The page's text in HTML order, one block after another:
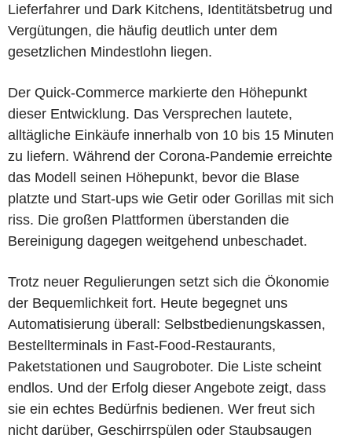
Lieferfahrer und Dark Kitchens, Identitätsbetrug und
Vergütungen, die häufig deutlich unter dem
gesetzlichen Mindestlohn liegen.
Der Quick-Commerce markierte den Höhepunkt
dieser Entwicklung. Das Versprechen lautete,
alltägliche Einkäufe innerhalb von 10 bis 15 Minuten
zu liefern. Während der Corona-Pandemie erreichte
das Modell seinen Höhepunkt, bevor die Blase
platzte und Start-ups wie Getir oder Gorillas mit sich
riss. Die großen Plattformen überstanden die
Bereinigung dagegen weitgehend unbeschadet.
Trotz neuer Regulierungen setzt sich die Ökonomie
der Bequemlichkeit fort. Heute begegnet uns
Automatisierung überall: Selbstbedienungskassen,
Bestellterminals in Fast-Food-Restaurants,
Paketstationen und Saugroboter. Die Liste scheint
endlos. Und der Erfolg dieser Angebote zeigt, dass
sie ein echtes Bedürfnis bedienen. Wer freut sich
nicht darüber, Geschirrspülen oder Staubsaugen